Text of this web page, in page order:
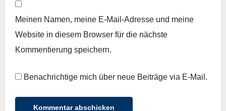
Meinen Namen, meine E-Mail-Adresse und meine
Website in diesem Browser für die nächste
Kommentierung speichern.
Benachrichtige mich über neue Beiträge via E-Mail.